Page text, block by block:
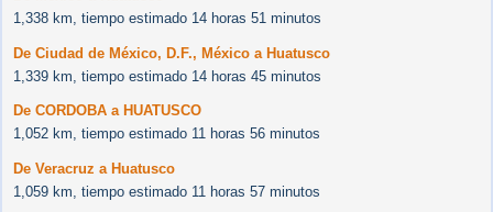
1,338 km, tiempo estimado 14 horas 51 minutos
De Ciudad de México, D.F., México a Huatusco
1,339 km, tiempo estimado 14 horas 45 minutos
De CORDOBA a HUATUSCO
1,052 km, tiempo estimado 11 horas 56 minutos
De Veracruz a Huatusco
1,059 km, tiempo estimado 11 horas 57 minutos